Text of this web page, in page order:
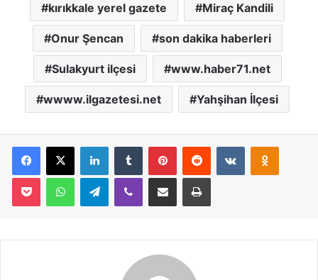
kırıkkale yerel gazete Miraç Kandili
Onur Şencan son dakika haberleri
Sulakyurt ilçesi www.haber71.net
wwww.ilgazetesi.net Yahşihan İlçesi
Telegram